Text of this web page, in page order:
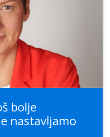
bolje
nastavljamo